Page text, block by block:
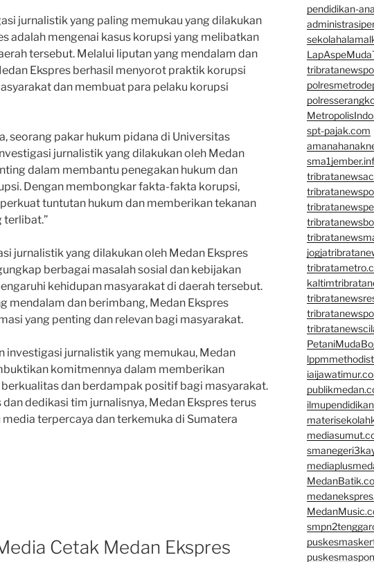
jurnalistik yang paling memukau yang dilakukan
adalah mengenai kasus korupsi yang melibatkan
tersebut. Melalui liputan yang mendalam dan
Ekspres berhasil menyorot praktik korupsi
dan membuat para pelaku korupsi
seorang pakar hukum pidana di Universitas
jurnalistik yang dilakukan oleh Medan
dalam membantu penegakan hukum dan
Dengan membongkar fakta-fakta korupsi,
tuntutan hukum dan memberikan tekanan
terlibat.”
jurnalistik yang dilakukan oleh Medan Ekspres
berbagai masalah sosial dan kebijakan
kehidupan masyarakat di daerah tersebut.
mendalam dan berimbang, Medan Ekspres
yang penting dan relevan bagi masyarakat.
investigasi jurnalistik yang memukau, Medan
komitmennya dalam memberikan
dan berdampak positif bagi masyarakat.
dedikasi tim jurnalisnya, Medan Ekspres terus
media terpercaya dan terkemuka di Sumatera
Cetak Medan Ekspres
pendidikan-
spt-pajak.com